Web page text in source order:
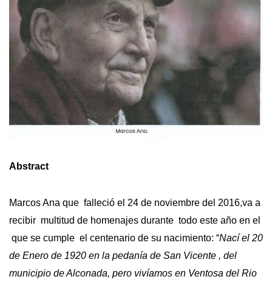
Abstract
Marcos Ana que falleció el 24 de noviembre del 2016,va a
recibir multitud de homenajes durante todo este año en el
que se cumple el centenario de su nacimiento: “Nací el 20
de Enero de 1920 en la pedanía de San Vicente , del
municipio de Alconada, pero vivíamos en Ventosa del Rio